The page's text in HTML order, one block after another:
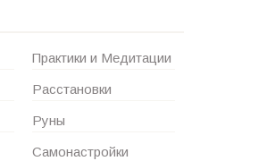
Практики и Медитации
Расстановки
Руны
Самонастройки